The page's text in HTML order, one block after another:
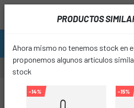
PRODUCTOS
Ahora mismo no tenemos stock en
proponemos algunos artículos
stock
-14% -15%